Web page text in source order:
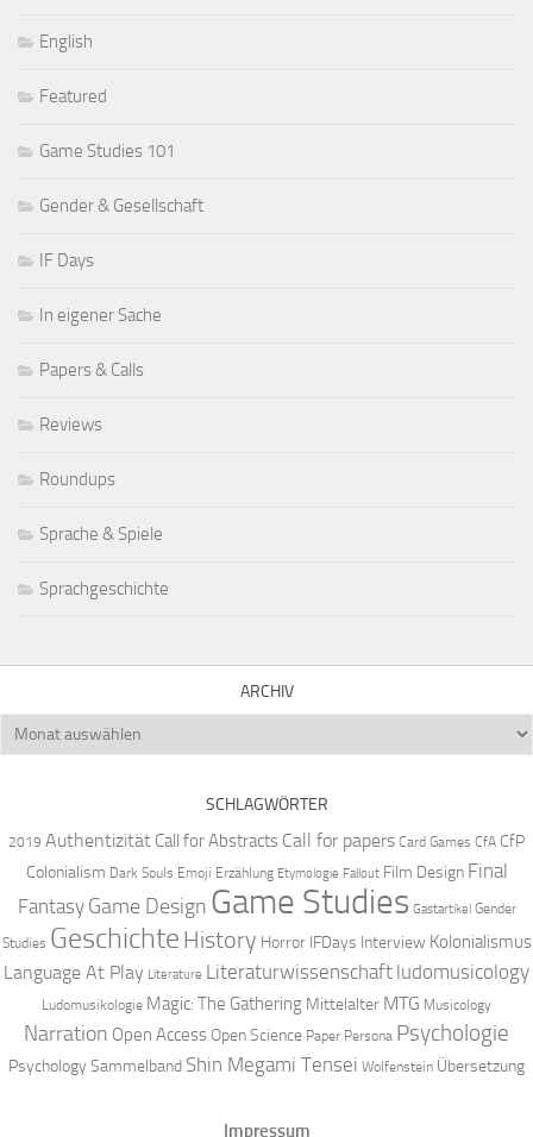
English
Featured
Game Studies 101
Gender & Gesellschaft
IF Days
In eigener Sache
Papers & Calls
Reviews
Roundups
Sprache & Spiele
Sprachgeschichte
ARCHIV
Archiv
SCHLAGWÖRTER
2019 Authentizität Call for Abstracts Call for papers Card Games CfA CfP
Colonialism Dark Souls Emoji Erzählung Etymologie Fallout Film Design Final
Fantasy Game Design Game Studies Gastartikel Gender
Studies Geschichte History Horror IFDays Interview Kolonialismus
Language At Play Literature Literaturwissenschaft ludomusicology
Ludomusikologie Magic: The Gathering Mittelalter MTG Musicology
Narration Open Access Open Science Paper Persona Psychologie
PsychologySammelband Shin Megami Tensei Wolfenstein Übersetzung
Impressum